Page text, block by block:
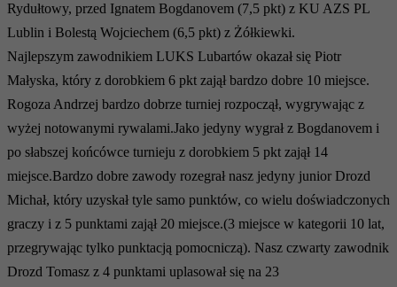
Rydułtowy, przed Ignatem Bogdanovem (7,5 pkt) z KU AZS PL
Lublin i Bolestą Wojciechem (6,5 pkt) z Żółkiewki.
Najlepszym zawodnikiem LUKS Lubartów okazał się Piotr
Małyska, który z dorobkiem 6 pkt zajął bardzo dobre 10 miejsce.
Rogoza Andrzej bardzo dobrze turniej rozpoczął, wygrywając z
wyżej notowanymi rywalami.Jako jedyny wygrał z Bogdanovem i
po słabszej końcówce turnieju z dorobkiem 5 pkt zajął 14
miejsce.Bardzo dobre zawody rozegrał nasz jedyny junior Drozd
Michał, który uzyskał tyle samo punktów, co wielu doświadczonych
graczy i z 5 punktami zajął 20 miejsce.(3 miejsce w kategorii 10 lat,
przegrywając tylko punktacją pomocniczą). Nasz czwarty zawodnik
Drozd Tomasz z 4 punktami uplasował się na 23